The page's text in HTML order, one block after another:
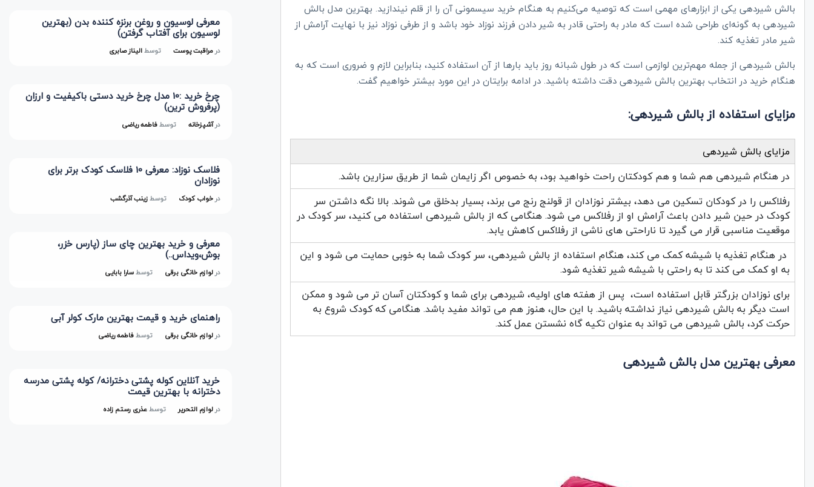
بالش شیردهی یکی از ابزارهای مهمی است که توصیه می‌کنیم به هنگام خرید سیسمونی آن را از قلم نیندازید. بهترین مدل بالش
شیردهی به گونه‌ای طراحی شده است که مادر به راحتی قادر به شیر دادن فرزند نوزاد خود باشد و از طرفی نوزاد نیز با نهایت آرامش از
شیر مادر تغذیه کند.
بالش شیردهی از جمله مهم‌ترین لوازمی است که در طول شبانه روز باید بارها از آن استفاده کنید، بنابراین لازم و ضروری است که به
هنگام خرید در انتخاب بهترین بالش شیردهی دقت داشته باشید. در ادامه برایتان در این مورد بیشتر خواهیم گفت.
مزایای استفاده از بالش شیردهی:
مزایای بالش شیردهی
در هنگام شیردهی هم شما و هم کودکتان راحت خواهید بود، به خصوص اگر زایمان شما از طریق سزارین باشد.
رفلاکس را در کودکان تسکین می دهد، بیشتر نوزادان از قولنج رنج می برند، بسیار بدخلق می شوند. بالا نگه داشتن سر
کودک در حین شیر دادن باعث آرامش او از رفلاکس می شود. هنگامی که از بالش شیردهی استفاده می کنید، سر کودک در
موقعیت مناسبی قرار می گیرد تا ناراحتی های ناشی از رفلاکس کاهش یابد.
در هنگام تغذیه با شیشه کمک می کند، هنگام استفاده از بالش شیردهی، سر کودک شما به خوبی حمایت می شود و این
به او کمک می کند تا به راحتی با شیشه شیر تغذیه شود.
برای نوزادان بزرگتر قابل استفاده است، پس از هفته های اولیه، شیردهی برای شما و کودکتان آسان تر می شود و ممکن
است دیگر به بالش شیردهی نیاز نداشته باشید. با این حال، هنوز هم می تواند مفید باشد. هنگامی که کودک شروع به
حرکت کرد، بالش شیردهی می تواند به عنوان تکیه گاه نشستن عمل کند.
معرفی بهترین مدل بالش شیردهی
معرفی لوسیون و روغن برنزه کننده بدن (بهترین
لوسیون برای آفتاب گرفتن)
درمراقبت پوست توسطالیناز صابری
چرخ خرید :10 مدل چرخ خرید دستی باکیفیت و ارزان
(پرفروش ترین)
درآشپزخانه توسطفاطمه ریاضی
فلاسک نوزاد: معرفی 10 فلاسک کودک برتر برای
نوزادان
درخواب کودک توسطزینب آذرگشب
معرفی و خرید بهترین چای ساز (پارس خزر،
بوش،ویداس..)
درلوازم خانگی برقی توسطسارا بابایی
راهنمای خرید و قیمت بهترین مارک کولر آبی
درلوازم خانگی برقی توسطفاطمه ریاضی
خرید آنلاین کوله پشتی دخترانه/ کوله پشتی مدرسه
دخترانه با بهترین قیمت
درلوازم التحریر توسطعذری رستم زاده